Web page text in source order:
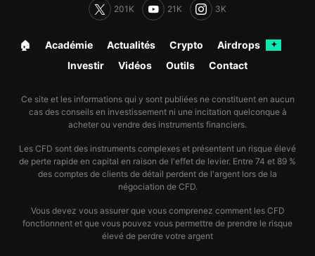
201K 21K 3K
🏠︎ Académie Actualités Crypto Airdrops ✦
Investir Vidéos Outils Contact
Ce site et les informations qui y sont publiées ne constituent en aucun
cas des conseils en investissement ni une incitation quelconque à
acheter ou vendre des instruments financiers.
Les CFD sont des instruments complexes et présentent un risque élevé
de perte rapide en capital en raison de l'effet de levier. Entre 74 et 89 %
des comptes de clients de détail perdent de l'argent lors de la
négociation de CFD.
Vous devez vous assurer que vous comprenez comment les CFD
fonctionnent et que vous pouvez vous permettre de prendre le risque
élevé de perdre votre argent